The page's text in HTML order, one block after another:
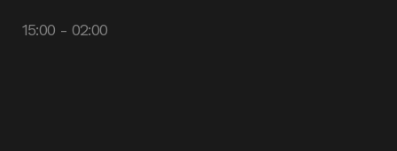
15:00 - 02:00